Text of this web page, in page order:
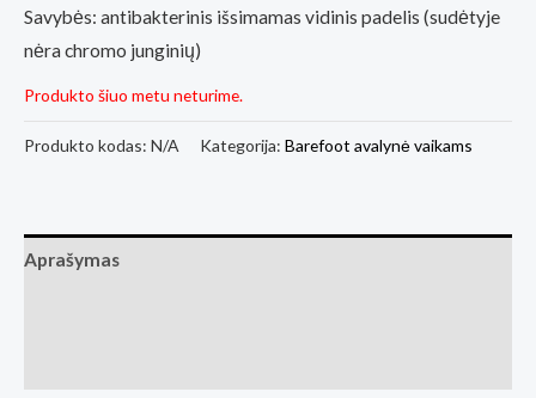
Savybės: antibakterinis išsimamas vidinis padelis (sudėtyje
nėra chromo junginių)
Produkto šiuo metu neturime.
Produkto kodas: N/A Kategorija: Barefoot avalynė vaikams
Aprašymas